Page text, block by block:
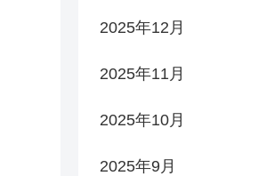
2025年12月
2025年11月
2025年10月
2025年9月